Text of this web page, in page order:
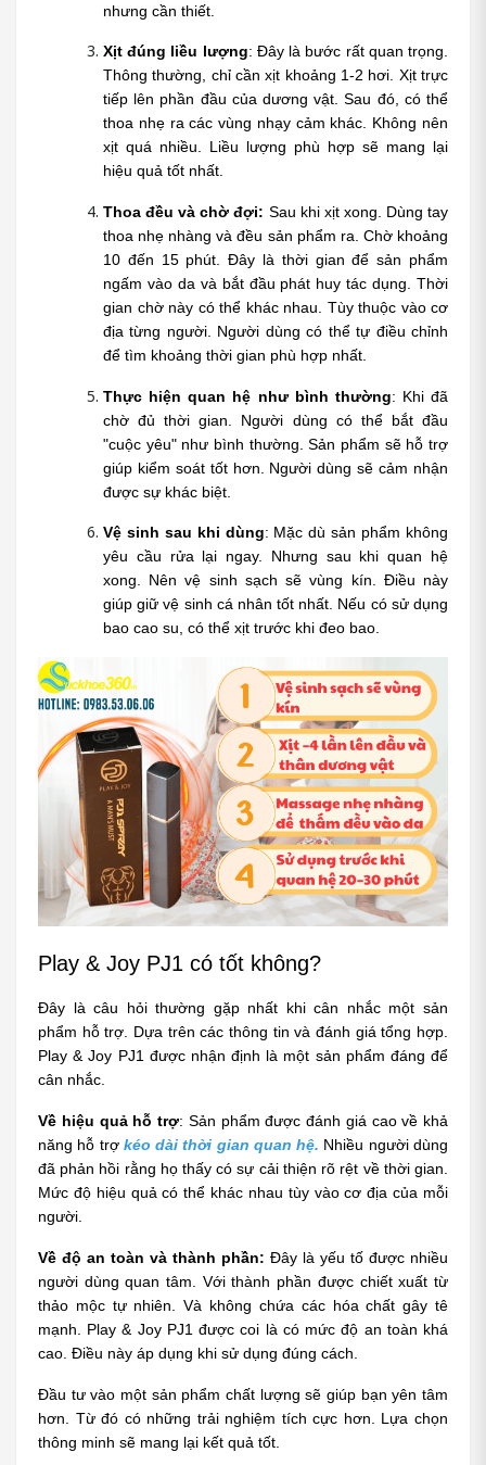
nhưng cần thiết.
Xịt đúng liều lượng: Đây là bước rất quan trọng.
Thông thường, chỉ cần xịt khoảng 1-2 hơi. Xịt trực
tiếp lên phần đầu của dương vật. Sau đó, có thể
thoa nhẹ ra các vùng nhạy cảm khác. Không nên
xịt quá nhiều. Liều lượng phù hợp sẽ mang lại
hiệu quả tốt nhất.
Thoa đều và chờ đợi: Sau khi xịt xong. Dùng tay
thoa nhẹ nhàng và đều sản phẩm ra. Chờ khoảng
10 đến 15 phút. Đây là thời gian để sản phẩm
ngấm vào da và bắt đầu phát huy tác dụng. Thời
gian chờ này có thể khác nhau. Tùy thuộc vào cơ
địa từng người. Người dùng có thể tự điều chỉnh
để tìm khoảng thời gian phù hợp nhất.
Thực hiện quan hệ như bình thường: Khi đã
chờ đủ thời gian. Người dùng có thể bắt đầu
"cuộc yêu" như bình thường. Sản phẩm sẽ hỗ trợ
giúp kiểm soát tốt hơn. Người dùng sẽ cảm nhận
được sự khác biệt.
Vệ sinh sau khi dùng: Mặc dù sản phẩm không
yêu cầu rửa lại ngay. Nhưng sau khi quan hệ
xong. Nên vệ sinh sạch sẽ vùng kín. Điều này
giúp giữ vệ sinh cá nhân tốt nhất. Nếu có sử dụng
bao cao su, có thể xịt trước khi đeo bao.
Play & Joy PJ1 có tốt không?
Đây là câu hỏi thường gặp nhất khi cân nhắc một sản
phẩm hỗ trợ. Dựa trên các thông tin và đánh giá tổng hợp.
Play & Joy PJ1 được nhận định là một sản phẩm đáng để
cân nhắc.
Về hiệu quả hỗ trợ: Sản phẩm được đánh giá cao về khả
năng hỗ trợ kéo dài thời gian quan hệ. Nhiều người dùng
đã phản hồi rằng họ thấy có sự cải thiện rõ rệt về thời gian.
Mức độ hiệu quả có thể khác nhau tùy vào cơ địa của mỗi
người.
Về độ an toàn và thành phần: Đây là yếu tố được nhiều
người dùng quan tâm. Với thành phần được chiết xuất từ
thảo mộc tự nhiên. Và không chứa các hóa chất gây tê
mạnh. Play & Joy PJ1 được coi là có mức độ an toàn khá
cao. Điều này áp dụng khi sử dụng đúng cách.
Đầu tư vào một sản phẩm chất lượng sẽ giúp bạn yên tâm
hơn. Từ đó có những trải nghiệm tích cực hơn. Lựa chọn
thông minh sẽ mang lại kết quả tốt.